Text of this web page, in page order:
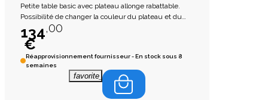
Petite table basic avec plateau allonge rabattable.
Possibilité de changer la couleur du plateau et du
piétement sur commande. Voir échantillions en
magasin.
134,00
€
Réapprovisionnement fournisseur - En stock sous 8
semaines
favorite_border